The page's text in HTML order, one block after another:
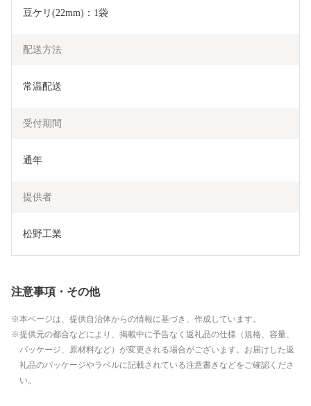
豆ケリ(22mm)：1袋
配送方法
常温配送
受付期間
通年
提供者
松野工業
注意事項・その他
本ページは、提供自治体からの情報に基づき、作成しています。
提供元の都合などにより、掲載中に予告なく返礼品の仕様（規格、容量、
パッケージ、原材料など）が変更される場合がございます。お届けした返
礼品のパッケージやラベルに記載されている注意書きなどをご確認くださ
い。